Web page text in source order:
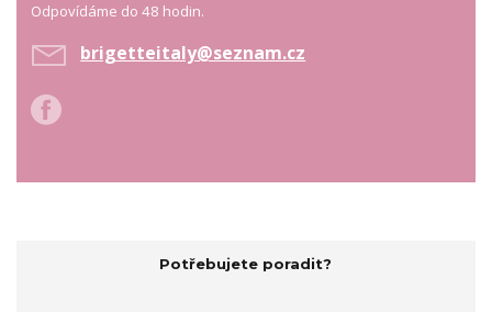
Odpovídáme do 48 hodin.
brigetteitaly@seznam.cz
Potřebujete poradit?